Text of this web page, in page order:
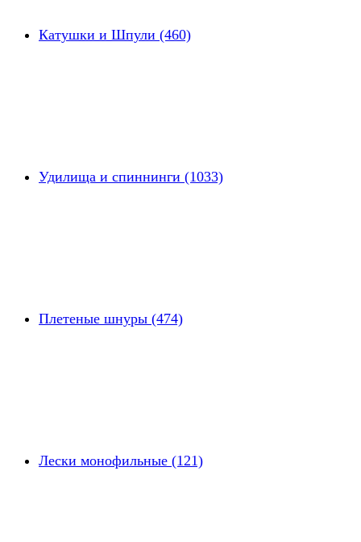
Катушки и Шпули (460)
Удилища и спиннинги (1033)
Плетеные шнуры (474)
Лески монофильные (121)